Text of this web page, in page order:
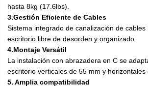
hasta 8kg (17.6lbs).
3.Gestión Eficiente de Cables
Sistema integrado de canalización de cables
escritorio libre de desorden y organizado.
4.Montaje Versátil
La instalación con abrazadera en C se
escritorio verticales de 55 mm y horizontales
5. Amplia compatibilidad